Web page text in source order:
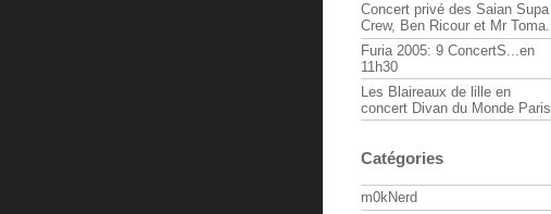
Concert privé des Saian Supa
Crew, Ben Ricour et Mr Toma.
Furia 2005: 9 ConcertS...en
11h30
Les Blaireaux de lille en
concert Divan du Monde Paris
Catégories
m0kNerd